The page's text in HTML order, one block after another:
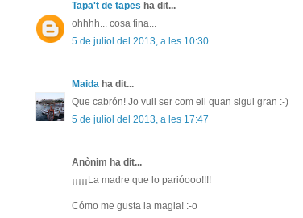
Tapa't de tapes ha dit...
ohhhh... cosa fina...
5 de juliol del 2013, a les 10:30
Maida ha dit...
Que cabrón! Jo vull ser com ell quan sigui gran :-)
5 de juliol del 2013, a les 17:47
Anònim ha dit...
¡¡¡¡¡La madre que lo parióooo!!!!
Cómo me gusta la magia! :-o